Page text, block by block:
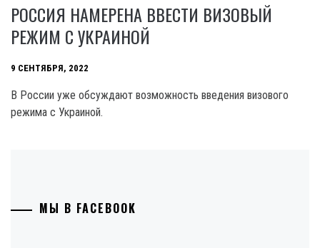
РОССИЯ НАМЕРЕНА ВВЕСТИ ВИЗОВЫЙ
РЕЖИМ С УКРАИНОЙ
9 СЕНТЯБРЯ, 2022
В России уже обсуждают возможность введения визового
режима с Украиной.
МЫ В FACEBOOK